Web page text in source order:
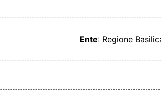
Ente: Regione